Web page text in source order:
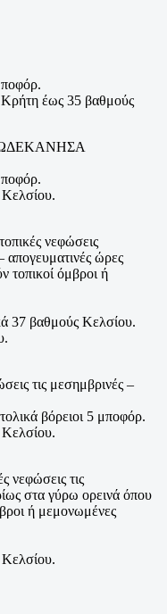
έως 35 βαθμούς
νεφώσεις
απογευματινές ώρες
τοπικοί όμβροι ή
37 βαθμούς Κελσίου.
τις μεσημβρινές –
βόρειοι 5 μποφόρ.
νεφώσεις τις
στα γύρω ορεινά όπου
ή μεμονωμένες